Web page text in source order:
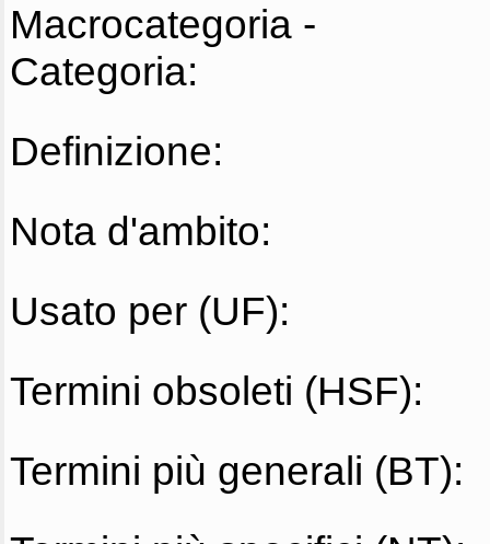
Macrocategoria -
Categoria:
Definizione:
Nota d'ambito:
Usato per (UF):
Termini obsoleti (HSF):
Termini più generali (BT):